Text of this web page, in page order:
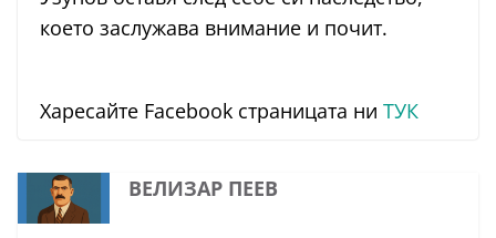
което заслужава внимание и почит.
Харесайте Facebook страницата ни ТУК
ВЕЛИЗАР ПЕЕВ